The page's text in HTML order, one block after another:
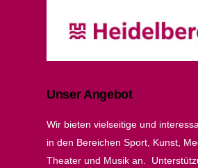
Unser Angebot
Wir bieten vielseitige und
in den Bereichen Sport, Kunst,
Theater und Musik an.